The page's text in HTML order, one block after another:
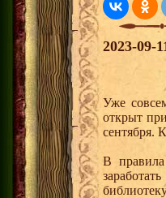
2023-09-
Уже
открыт
сентября.
В